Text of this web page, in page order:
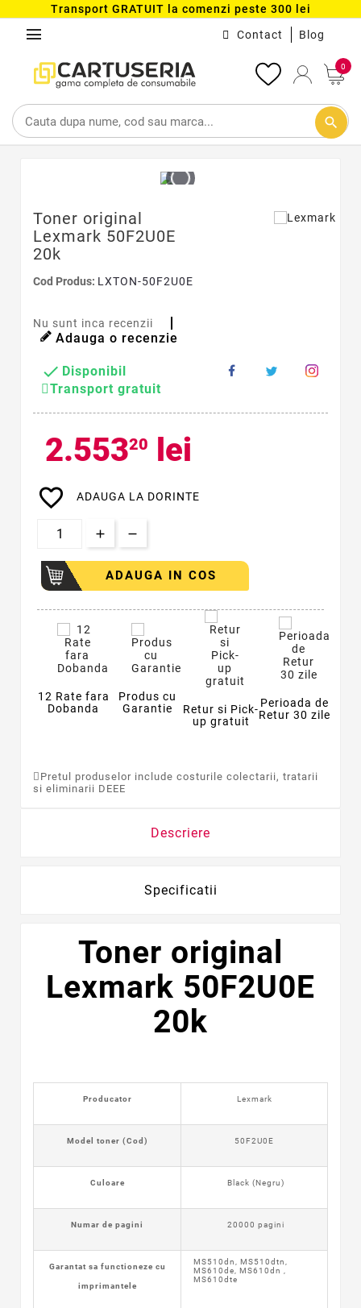
Transport GRATUIT la comenzi peste 300 lei
menu Contact Blog
0
search
Toner original
Lexmark 50F2U0E
20k
Cod Produs: LXTON-50F2U0E
Nu sunt inca recenzii
Adauga o recenzie
 Disponibil
Transport gratuit
2.55320 lei
favorite_border ADAUGA LA DORINTE
ADAUGA IN COS
12 Rate fara
Dobanda
Produs cu
Garantie
Retur si Pick-
up gratuit
Perioada de
Retur 30 zile
Pretul produselor include costurile colectarii, tratarii
si eliminarii DEEE
Descriere
Specificatii
Toner original
Lexmark 50F2U0E
20k
Producator Lexmark
Model toner (Cod) 50F2U0E
Culoare Black (Negru)
Numar de pagini 20000 pagini
Garantat sa functioneze cu
imprimantele
MS510dn, MS510dtn,
MS610de, MS610dn ,
MS610dte